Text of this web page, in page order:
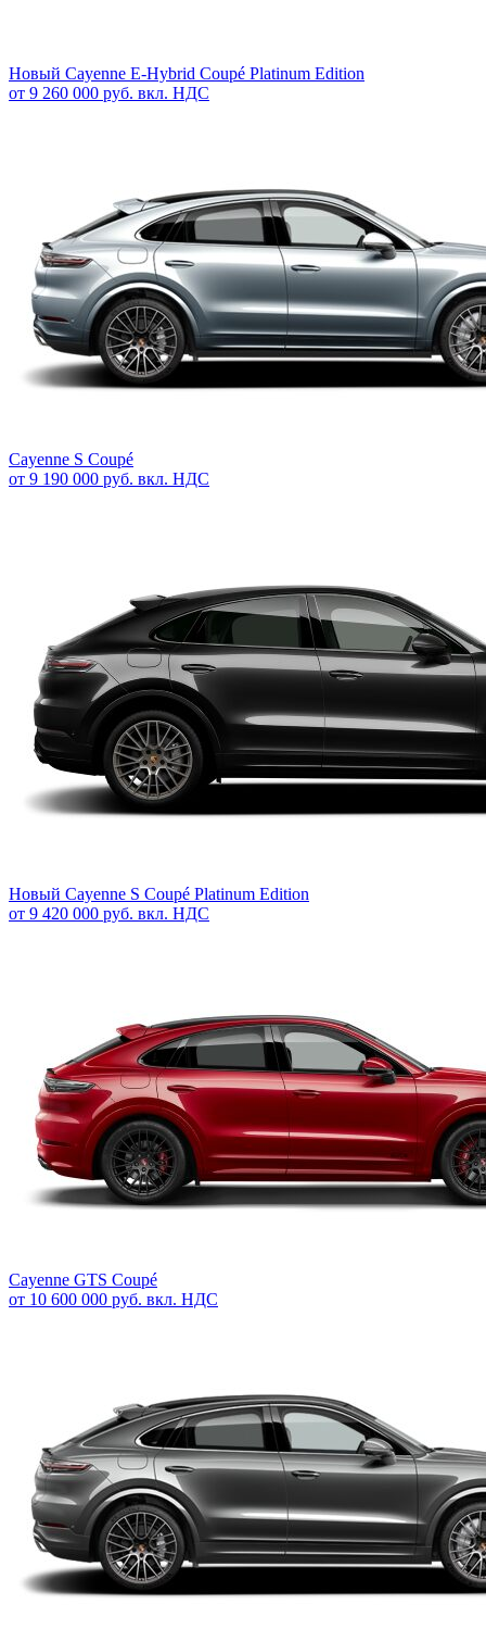
Новый Cayenne E-Hybrid Coupé Platinum Edition
от 9 260 000 руб. вкл. НДС
Cayenne S Coupé
от 9 190 000 руб. вкл. НДС
Новый Cayenne S Coupé Platinum Edition
от 9 420 000 руб. вкл. НДС
Cayenne GTS Coupé
от 10 600 000 руб. вкл. НДС